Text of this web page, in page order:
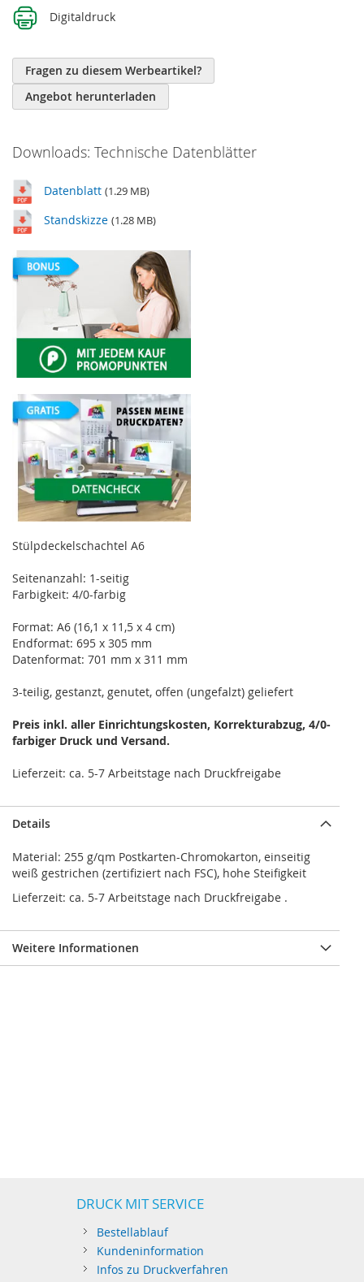
Digitaldruck
Fragen zu diesem Werbeartikel?
Angebot herunterladen
Downloads: Technische Datenblätter
Datenblatt (1.29 MB)
Standskizze (1.28 MB)
Stülpdeckelschachtel A6
Seitenanzahl: 1-seitig
Farbigkeit: 4/0-farbig
Format: A6 (16,1 x 11,5 x 4 cm)
Endformat: 695 x 305 mm
Datenformat: 701 mm x 311 mm
3-teilig, gestanzt, genutet, offen (ungefalzt) geliefert
Preis inkl. aller Einrichtungskosten, Korrekturabzug, 4/0-
farbiger Druck und Versand.
Lieferzeit: ca. 5-7 Arbeitstage nach Druckfreigabe
Details
Material: 255 g/qm Postkarten-Chromokarton, einseitig
weiß gestrichen (zertifiziert nach FSC), hohe Steifigkeit
Lieferzeit: ca. 5-7 Arbeitstage nach Druckfreigabe .
Weitere Informationen
DRUCK MIT SERVICE
Bestellablauf
Kundeninformation
Infos zu Druckverfahren